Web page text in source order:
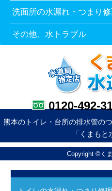
洗面所の水漏れ・つまり
その他、水トラブル
0120-492-
熊本のトイレ・台所の排水管の
「くまもと
Copyright ©く